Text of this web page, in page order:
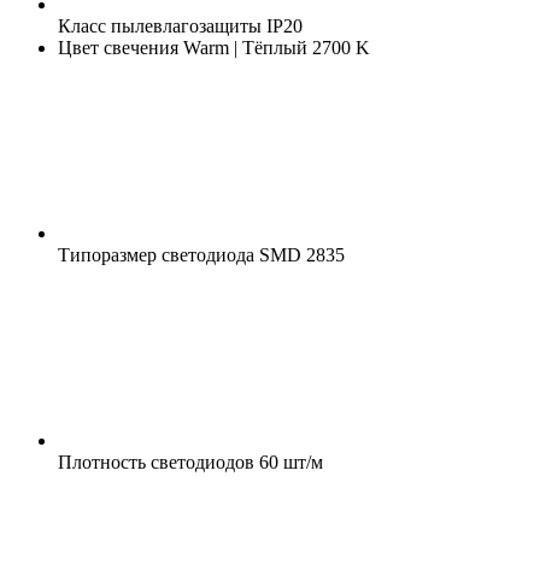
Класс пылевлагозащиты IP20
Цвет свечения Warm | Тёплый 2700 K
Типоразмер светодиода SMD 2835
Плотность светодиодов 60 шт/м